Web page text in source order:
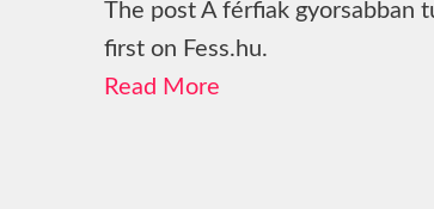
The post A férfiak gyorsabban
first on Fess.hu.
Read More